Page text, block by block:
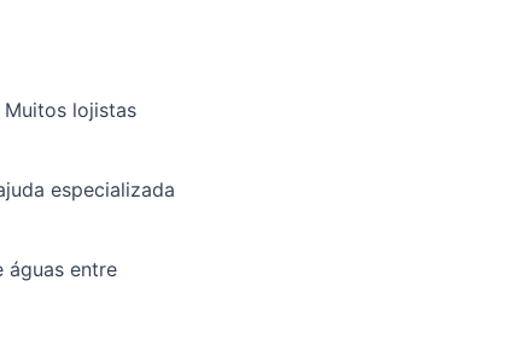
Muitos lojistas
especializada
águas entre